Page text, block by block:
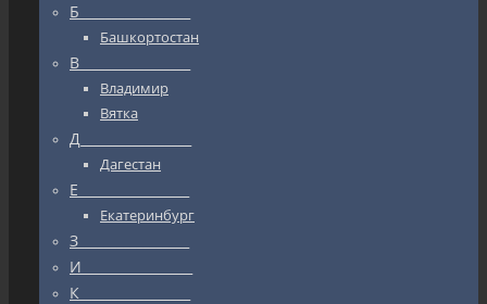
Б_________________
Башкортостан
В_________________
Владимир
Вятка
Д_________________
Дагестан
Е_________________
Екатеринбург
З_________________
И_________________
К_________________